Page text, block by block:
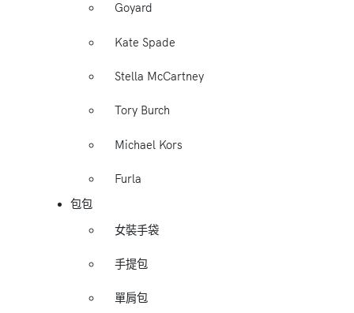
Goyard
Kate Spade
Stella McCartney
Tory Burch
Michael Kors
Furla
包包
女裝手袋
手提包
單肩包